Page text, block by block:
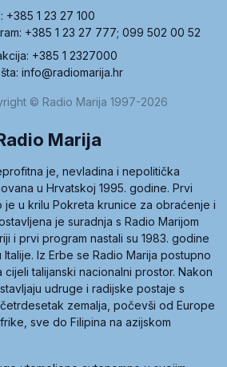
+385 1 23 27 100
+385 1 23 27 777; 099 502 00 52
+385 1 2327000
info@radiomarija.hr
© Radio Marija 1997-2026
Marija
je, nevladina i nepolitička
u Hrvatskoj 1995. godine. Prvi
je u krilu Pokreta krunice za obraćenje i
je suradnja s Radio Marijom
i prvi program nastali su 1983. godine
Iz Erbe se Radio Marija postupno
talijanski nacionalni prostor. Nakon
udruge i radijske postaje s
zemalja, počevši od Europe
sve do Filipina na azijskom